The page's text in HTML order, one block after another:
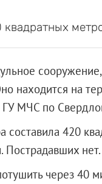
находится на
МЧС по
составила 420
Пострадавших нет.
через 40